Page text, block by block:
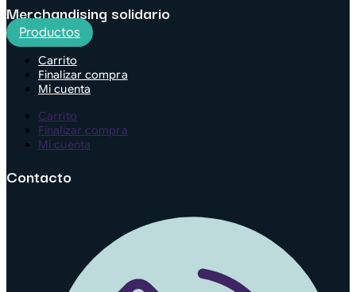
Merchandising solidario
Productos
Carrito
Finalizar compra
Mi cuenta
Carrito
Finalizar compra
Mi cuenta
Contacto